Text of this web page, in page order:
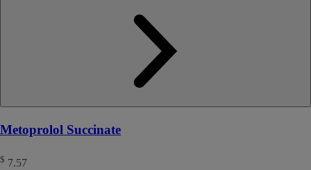
Metoprolol Succinate
$ 7.57